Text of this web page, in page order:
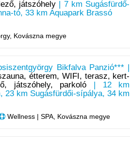
játszóhely| 7 km Sugásfürdő-
tó, 33 km Aquapark Brassó
Kovászna megye
Bikfalva Panzió*** |
étterem, WIFI, terasz, kert-
játszóhely, parkoló | 12 km
23 km Sugásfürdői-sípálya, 34 km
Wellness | SPA, Kovászna megye